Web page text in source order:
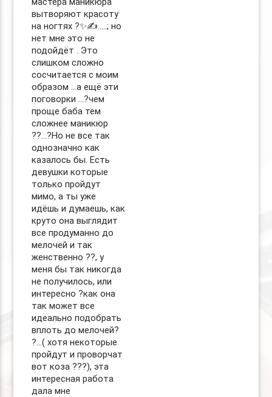
вытворяют красоту
на ногтях ?✨✍️…..; но
нет мне это не
подойдёт . Это
слишком сложно
сосчитается с моим
образом …а ещё эти
поговорки …?чем
проще баба тем
сложнее маникюр
??…?Но не все так
однозначно как
казалось бы. Есть
девушки которые
только пройдут
мимо, а ты уже
идёшь и думаешь, как
круто она выглядит
все продуманно до
мелочей и так
женственно ??, у
меня бы так никогда
не получилось, или
интересно ?как она
так может все
идеально подобрать
вплоть до мелочей?
?…( хотя некоторые
пройдут и проворчат
вот коза ???), эта
интересная работа
дала мне